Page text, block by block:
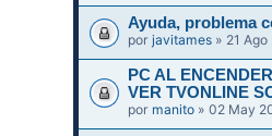
Ayuda, problema
porjavitames » 21
PC AL
VER TVONLINE
por manito » 02 May